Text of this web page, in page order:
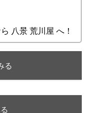
八景 荒川屋 へ！
る